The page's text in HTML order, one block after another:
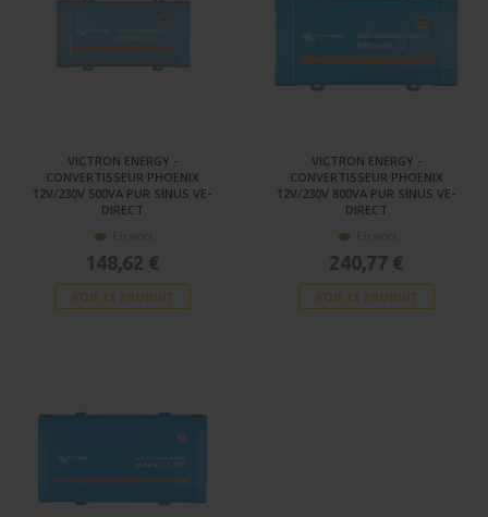
VICTRON ENERGY -
CONVERTISSEUR PHOENIX
12V/230V 500VA PUR SINUS VE-
DIRECT
En stock
148,62 €
VOIR LE PRODUIT
VICTRON ENERGY -
CONVERTISSEUR PHOENIX
12V/230V 800VA PUR SINUS VE-
DIRECT
En stock
240,77 €
VOIR LE PRODUIT